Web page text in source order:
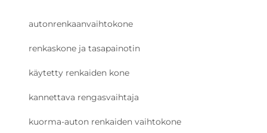
autonrenkaanvaihtokone
renkaskone ja tasapainotin
käytetty renkaiden kone
kannettava rengasvaihtaja
kuorma-auton renkaiden vaihtokone